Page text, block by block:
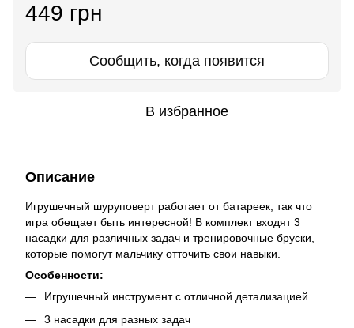
449 грн
Сообщить, когда появится
В избранное
Описание
Игрушечный шуруповерт работает от батареек, так что
игра обещает быть интересной! В комплект входят 3
насадки для различных задач и тренировочные бруски,
которые помогут мальчику отточить свои навыки.
Особенности:
Игрушечный инструмент с отличной детализацией
3 насадки для разных задач